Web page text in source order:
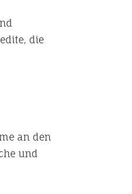
die
an den
und